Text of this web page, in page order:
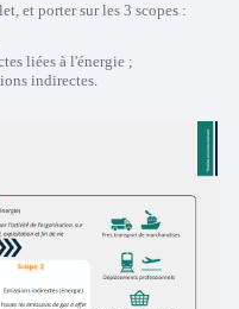
et porter sur les 3 scopes :
liées à l'énergie ;
indirectes.